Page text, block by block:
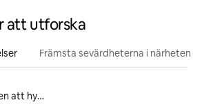
att utforska
Främsta sevärdheterna i närheten
Boenden vid stranden att hyra